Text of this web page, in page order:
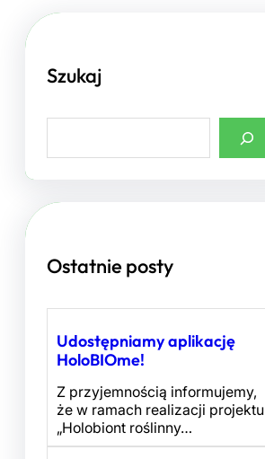
Szukaj
a
h
Ostatnie posty
Udostępniamy aplikację
HoloBIOme!
Z przyjemnością informujemy,
że w ramach realizacji projektu
„Holobiont roślinny…